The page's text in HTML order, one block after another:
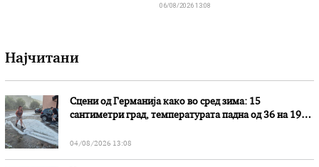
06/08/2026 13:08
Најчитани
Сцени од Германија како во сред зима: 15
сантиметри град, температурата падна од 36 на 19
04/08/2026 13:08